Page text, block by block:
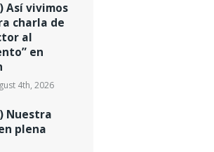
Así vivimos
charla de
al
en
4th, 2026
Nuestra
plena